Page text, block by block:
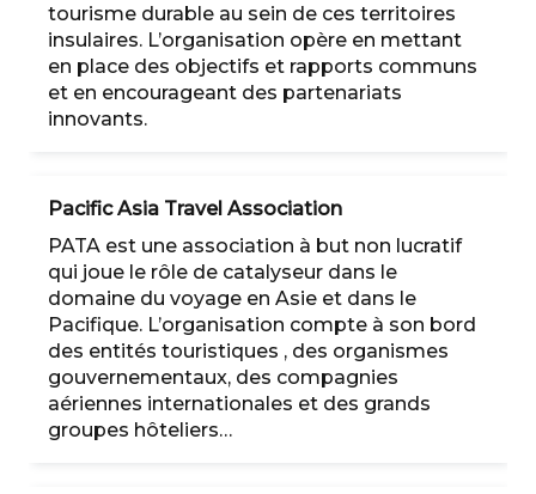
tourisme durable au sein de ces territoires
insulaires. L’organisation opère en mettant
en place des objectifs et rapports communs
et en encourageant des partenariats
innovants.
Pacific Asia Travel Association
PATA est une association à but non lucratif
qui joue le rôle de catalyseur dans le
domaine du voyage en Asie et dans le
Pacifique. L’organisation compte à son bord
des entités touristiques , des organismes
gouvernementaux, des compagnies
aériennes internationales et des grands
groupes hôteliers…